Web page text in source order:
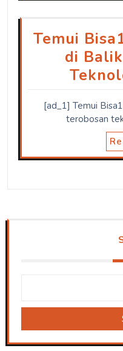
Temui
di
[ad_1] Temui
terobosan